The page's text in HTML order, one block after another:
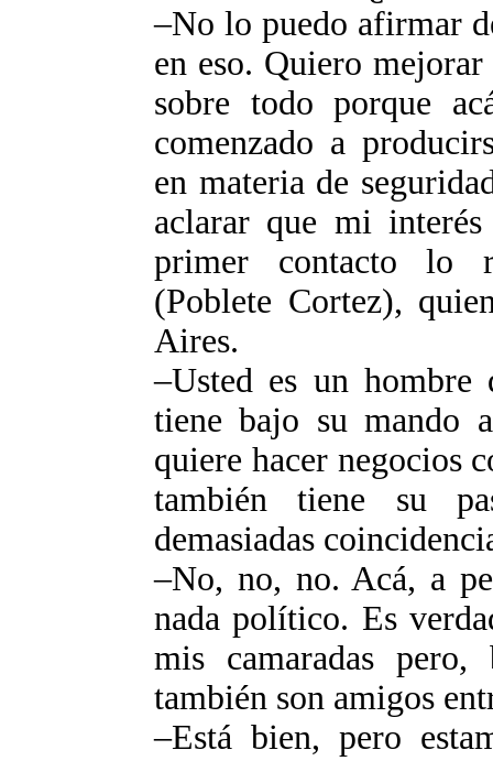
–No lo puedo afirmar
en eso. Quiero
sobre todo porque
comenzado a
en materia de
aclarar que mi
primer contacto lo
(Poblete Cortez),
Aires.
–Usted es un
tiene bajo su mando
quiere hacer negocios
también tiene su
demasiadas
–No, no, no. Acá, a
nada político. Es
mis camaradas
también son amigos
–Está bien, pero